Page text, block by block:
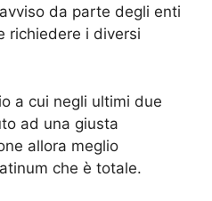
da parte degli enti
richiedere i diversi
a cui negli ultimi due
ad una giusta
allora meglio
che è totale.